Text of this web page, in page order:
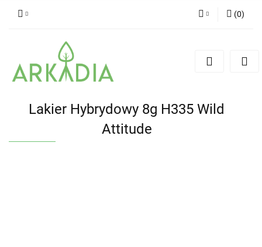
(0)
Lakier Hybrydowy 8g H335 Wild
Attitude